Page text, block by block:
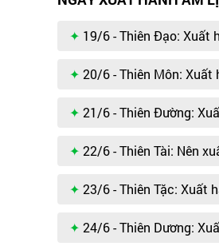
19/6 - Thiên Đạo: Xuất
20/6 - Thiên Môn: Xuất
21/6 - Thiên Đường:
22/6 - Thiên Tài: Nên
23/6 - Thiên Tặc: Xuất
24/6 - Thiên Dương: